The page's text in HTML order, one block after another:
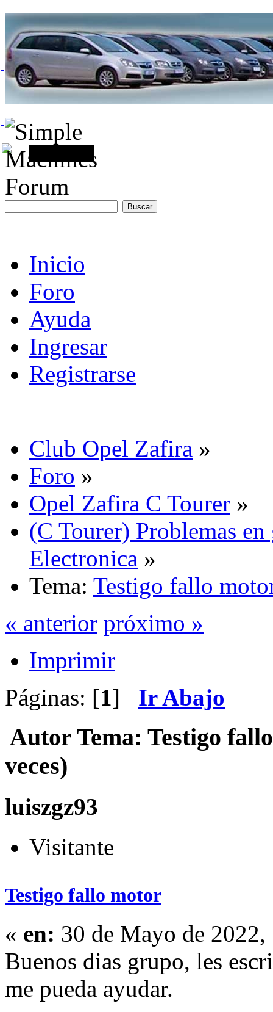
Inicio
Foro
Ayuda
Ingresar
Registrarse
Club Opel Zafira »
Foro »
Opel Zafira C Tourer »
(C Tourer) Problemas
Electronica »
Tema: Testigo fallo
« anterior próximo »
Imprimir
Páginas: [1] Ir Abajo
Autor Tema: Testigo
veces)
luiszgz93
Visitante
Testigo fallo motor
« en: 30 de Mayo de
Buenos dias grupo, les
me pueda ayudar.